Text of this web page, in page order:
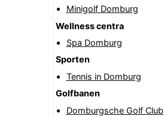
Minigolf Domburg
Wellness centra
Spa Domburg
Sporten
Tennis in Domburg
Golfbanen
Domburgsche Golf Club